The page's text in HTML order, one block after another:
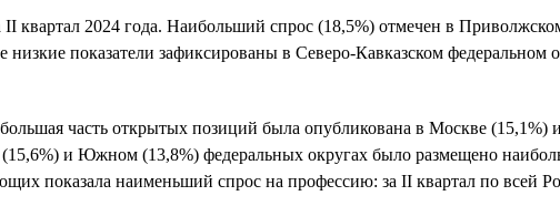
квартал 2024 года. Наибольший спрос (18,5%) отмечен в
показатели зафиксированы в Северо-Кавказском
часть открытых позиций была опубликована в Москве
и Южном (13,8%) федеральных округах было размещено
показала наименьший спрос на профессию: за II квартал по всей